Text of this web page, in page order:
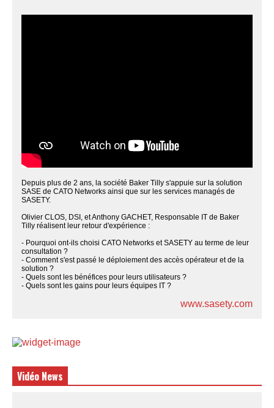
Depuis plus de 2 ans, la société Baker Tilly s'appuie sur la solution
SASE de CATO Networks ainsi que sur les services managés de
SASETY.
Olivier CLOS, DSI, et Anthony GACHET, Responsable IT de Baker
Tilly réalisent leur retour d'expérience :
- Pourquoi ont-ils choisi CATO Networks et SASETY au terme de leur
consultation ?
- Comment s'est passé le déploiement des accès opérateur et de la
solution ?
- Quels sont les bénéfices pour leurs utilisateurs ?
- Quels sont les gains pour leurs équipes IT ?
www.sasety.com
Vidéo News